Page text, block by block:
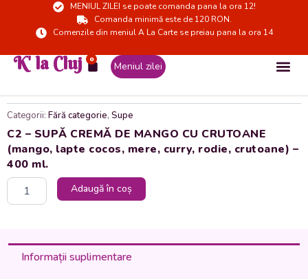
MENIUL ZILEI se poate comanda pana la ora 12!
Comanda minimă este de 120 RON.
Comenzile din meniul A La Carte se preiau pana la ora 14
K' la Cluj 0
Cart Meniul zilei
Categorii: Fără categorie, Supe
C2 – SUPĂ CREMĂ DE MANGO CU CRUTOANE
(mango, lapte cocos, mere, curry, rodie, crutoane) –
400 ml.
Cantitate
Adaugă în coș
Informații suplimentare